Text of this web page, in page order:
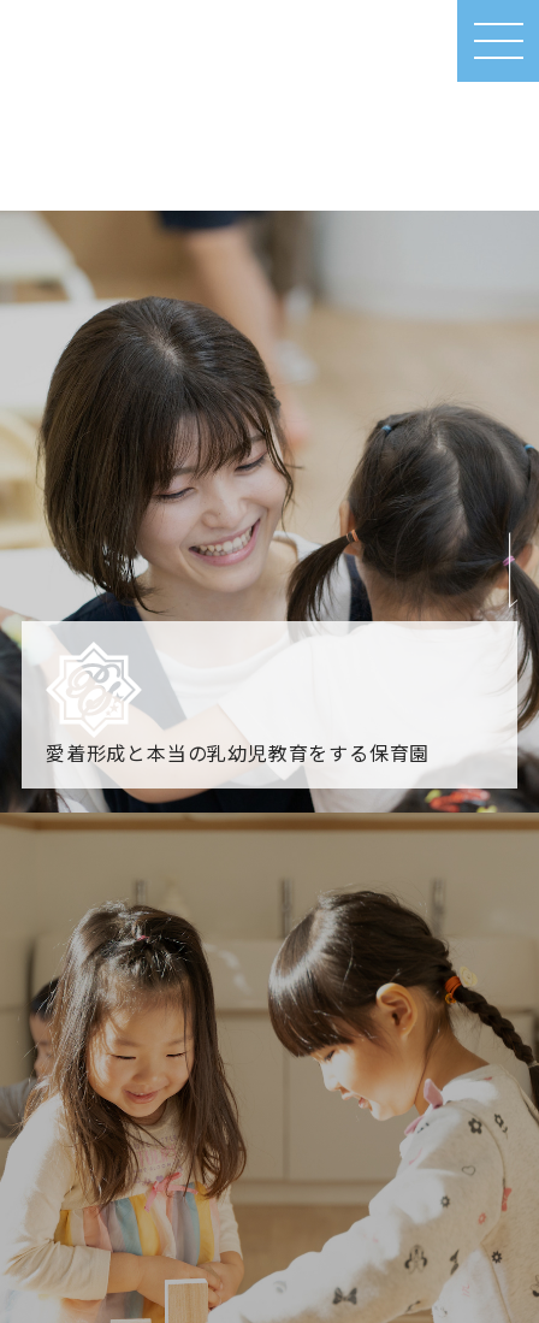
MEN
U
愛着形成と本当の乳幼児教育をする保育園
園からのお知らせ
「すくすく子育て」でリトルスター保育園が紹介されま
各園のブログ
2026.08.05 【そら組】誕生会2026.08.05 【つき組】水遊
一覧を見る